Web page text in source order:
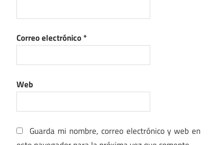
Correo electrónico*
Web
Guarda mi nombre, correo electrónico y web en